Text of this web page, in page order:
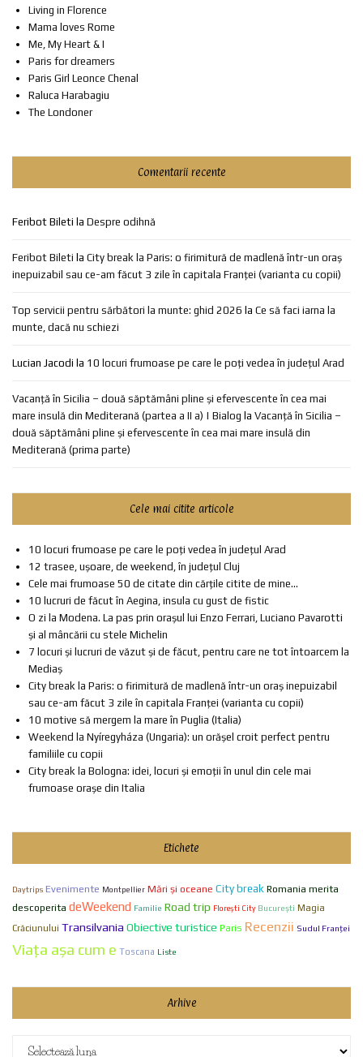
Living in Florence
Mama loves Rome
Me, My Heart & I
Paris for dreamers
Paris Girl Leonce Chenal
Raluca Harabagiu
The Londoner
Comentarii recente
Feribot Bileti la Despre odihnă
Feribot Bileti la City break la Paris: o firimitură de madlenă într-un oraș
inepuizabil sau ce-am făcut 3 zile în capitala Franței (varianta cu copii)
Top servicii pentru sărbători la munte: ghid 2026 la Ce să faci iarna la
munte, dacă nu schiezi
Lucian Jacodi la 10 locuri frumoase pe care le poți vedea în județul Arad
Vacanță în Sicilia – două săptămâni pline și efervescente în cea mai
mare insulă din Mediterană (partea a II a) | Bialog la Vacanță în Sicilia –
două săptămâni pline și efervescente în cea mai mare insulă din
Mediterană (prima parte)
Cele mai citite articole
10 locuri frumoase pe care le poți vedea în județul Arad
12 trasee, ușoare, de weekend, în județul Cluj
Cele mai frumoase 50 de citate din cărțile citite de mine...
10 lucruri de făcut în Aegina, insula cu gust de fistic
O zi la Modena. La pas prin orașul lui Enzo Ferrari, Luciano Pavarotti
și al mâncării cu stele Michelin
7 locuri și lucruri de văzut și de făcut, pentru care ne tot întoarcem la
Mediaș
City break la Paris: o firimitură de madlenă într-un oraș inepuizabil
sau ce-am făcut 3 zile în capitala Franței (varianta cu copii)
10 motive să mergem la mare în Puglia (Italia)
Weekend la Nyíregyháza (Ungaria): un orășel croit perfect pentru
familiile cu copii
City break la Bologna: idei, locuri și emoții în unul din cele mai
frumoase orașe din Italia
Etichete
Daytrips Evenimente Montpellier Mări și oceane City break Romania merita
descoperita deWeekend Familie Road trip Florești City Bucureşti Magia
Crăciunului Transilvania Obiective turistice Paris Recenzii Sudul Franței
Viaţa aşa cum e Toscana Liste
Arhive